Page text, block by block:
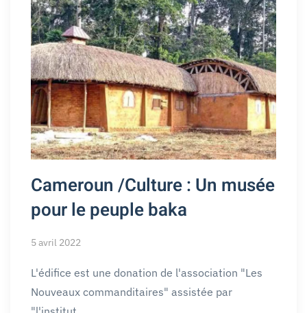
Cameroun /Culture : Un musée
pour le peuple baka
5 avril 2022
L'édifice est une donation de l'association "Les
Nouveaux commanditaires" assistée par